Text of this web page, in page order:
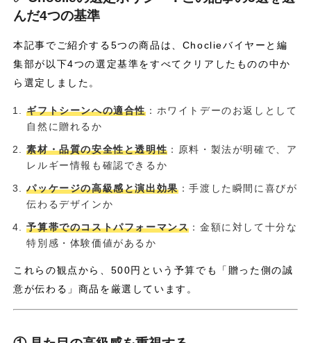
んだ4つの基準
本記事でご紹介する5つの商品は、Choclieバイヤーと編
集部が以下4つの選定基準をすべてクリアしたものの中か
ら選定しました。
ギフトシーンへの適合性：ホワイトデーのお返しとして
自然に贈れるか
素材・品質の安全性と透明性 ：原料・製法が明確で、ア
レルギー情報も確認できるか
パッケージの高級感と演出効果：手渡した瞬間に喜びが
伝わるデザインか
予算帯でのコストパフォーマンス ：金額に対して十分な
特別感・体験価値があるか
これらの観点から、500円という予算でも「贈った側の誠
意が伝わる」商品を厳選しています。